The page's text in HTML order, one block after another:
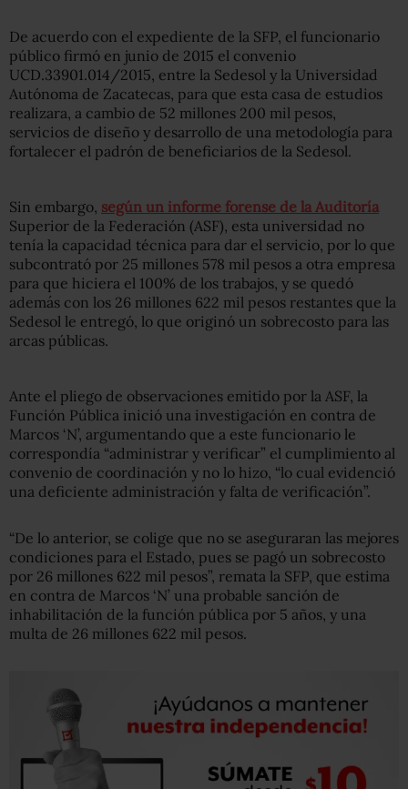
De acuerdo con el expediente de la SFP, el funcionario
público firmó en junio de 2015 el convenio
UCD.33901.014/2015, entre la Sedesol y la Universidad
Autónoma de Zacatecas, para que esta casa de estudios
realizara, a cambio de 52 millones 200 mil pesos,
servicios de diseño y desarrollo de una metodología para
fortalecer el padrón de beneficiarios de la Sedesol.
Sin embargo, según un informe forense de la Auditoría
Superior de la Federación (ASF), esta universidad no
tenía la capacidad técnica para dar el servicio, por lo que
subcontrató por 25 millones 578 mil pesos a otra empresa
para que hiciera el 100% de los trabajos, y se quedó
además con los 26 millones 622 mil pesos restantes que la
Sedesol le entregó, lo que originó un sobrecosto para las
arcas públicas.
Ante el pliego de observaciones emitido por la ASF, la
Función Pública inició una investigación en contra de
Marcos ‘N’, argumentando que a este funcionario le
correspondía “administrar y verificar” el cumplimiento al
convenio de coordinación y no lo hizo, “lo cual evidenció
una deficiente administración y falta de verificación”.
“De lo anterior, se colige que no se aseguraran las mejores
condiciones para el Estado, pues se pagó un sobrecosto
por 26 millones 622 mil pesos”, remata la SFP, que estima
en contra de Marcos ‘N’ una probable sanción de
inhabilitación de la función pública por 5 años, y una
multa de 26 millones 622 mil pesos.